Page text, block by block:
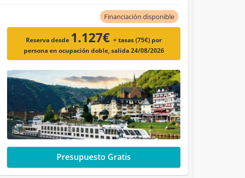
Financiación disponible
Reserva desde 1.127€+ tasas (75€) por
persona en ocupación doble, salida 24/08/2026
Presupuesto Gratis